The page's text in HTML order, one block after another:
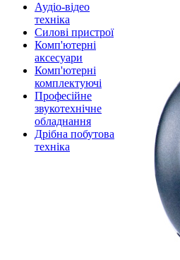
Аудіо-відео
техніка
Силові пристрої
Комп'ютерні
аксесуари
Комп'ютерні
комплектуючі
Професійне
звукотехнічне
обладнання
Дрібна побутова
техніка